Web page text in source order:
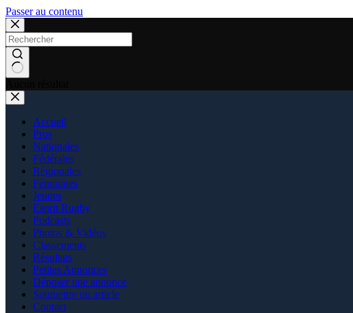
Passer au contenu
Accueil
Pros
Nationales
Fédérales
Régionales
Féminines
Jeunes
Esprit Rugby
Podcasts
Photos & Vidéos
Classements
Résultats
Petites Annonces
Déposer une annonce
Soumettre un article
Contact